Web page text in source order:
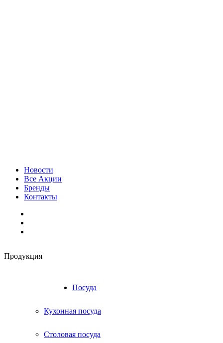
Новости
Все Акции
Бренды
Контакты
Продукция
Посуда
Кухонная посуда
Столовая посуда